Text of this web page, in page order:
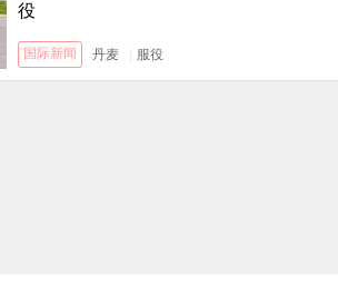
役
国际新闻 丹麦 服役